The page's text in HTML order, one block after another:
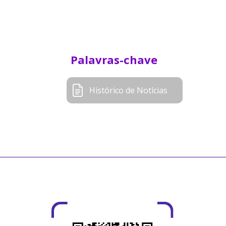
Palavras-chave
Histórico de Notícias